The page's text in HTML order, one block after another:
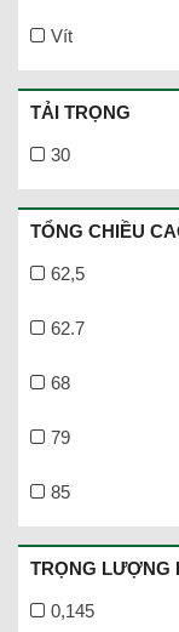
Vít
TẢI TRỌNG
30
TỔNG CHIỀU
62,5
62.7
68
79
85
TRỌNG LƯỢNG
0,145